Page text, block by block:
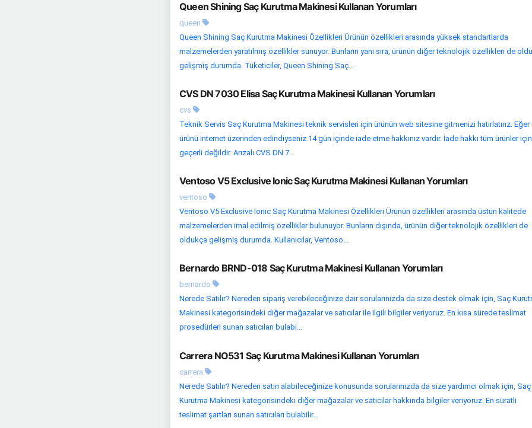
Queen Shining Saç Kurutma Makinesi Kullanan Yorumları
queen
Queen Shining Saç Kurutma Makinesi Özellikleri Ürünün özellikleri arasında yüksek standartlarda
malzemelerden yaratılmış özellikler sunuyor. Bunların yanı sıra, ürünün diğer teknolojik özellikleri de
gelişmiş durumda. Tüketiciler, Queen Shining Saç...
CVS DN 7030 Elisa Saç Kurutma Makinesi Kullanan Yorumları
cvs
Teknik Servis Saç Kurutma Makinesi teknik servisleri için ürünün web sitesine gitmenizi hatırlatırız. Eğer
ürünü internet üzerinden edindiyseniz 14 gün içinde iade etme hakkınız vardır. İade hakkı tüm ürünler için
geçerli değildir. Arızalı CVS DN 7...
Ventoso V5 Exclusive Ionic Saç Kurutma Makinesi Kullanan Yorumları
ventoso
Ventoso V5 Exclusive Ionic Saç Kurutma Makinesi Özellikleri Ürünün özellikleri arasında üstün kalitede
malzemelerden imal edilmiş özellikler bulunuyor. Bunların dışında, ürünün diğer teknolojik özellikleri de
oldukça gelişmiş durumda. Kullanıcılar, Ventoso...
Bernardo BRND-018 Saç Kurutma Makinesi Kullanan Yorumları
bernardo
Nerede Satılır? Nereden sipariş verebileceğinize dair sorularınızda da size destek olmak için, Saç
Makinesi kategorisindeki diğer mağazalar ve satıcılar ile ilgili bilgiler veriyoruz. En kısa sürede teslimat
prosedürleri sunan satıcıları bulabi...
Carrera NO531 Saç Kurutma Makinesi Kullanan Yorumları
carrera
Nerede Satılır? Nereden satın alabileceğinize konusunda sorularınızda da size yardımcı olmak için, Saç
Kurutma Makinesi kategorisindeki diğer mağazalar ve satıcılar hakkında bilgiler veriyoruz. En süratli
teslimat şartları sunan satıcıları bulabilir...